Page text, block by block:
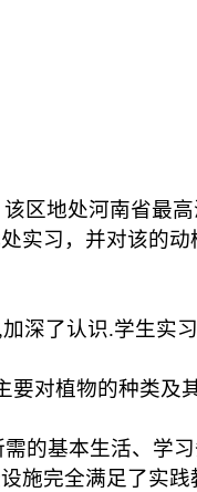
区地处河南省最
实习，并对该的
,加深了认识.学生实
要对植物的种类及
的基本生活、学习
施完全满足了实践